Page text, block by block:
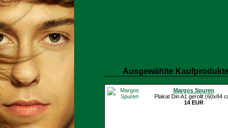
Ausgewählte
Margos Spuren
Plakat Din A1 gerollt (60x84
14 EUR